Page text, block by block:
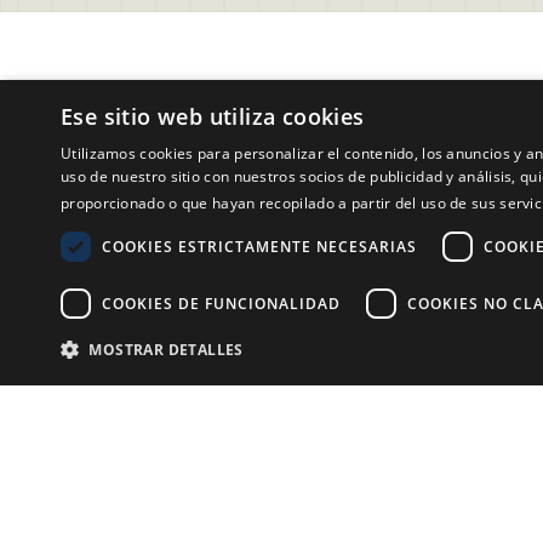
Preguntas Frecuentes Usuarios
Evalart
Contactar a Soporte
Aviso
Política
Aviso
Ese sitio web utiliza cookies
Utilizamos cookies para personalizar el contenido, los anuncios y
uso de nuestro sitio con nuestros socios de publicidad y análisis,
proporcionado o que hayan recopilado a partir del uso de sus
COOKIES ESTRICTAMENTE NECESARIAS
COOKIES DE FUNCIONALIDAD COOKIES NO
MOSTRAR DETALLES